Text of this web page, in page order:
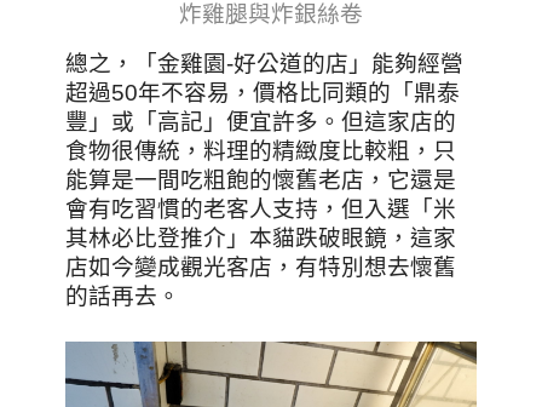
炸雞腿與炸銀絲卷
總之，「金雞園-好公道的店」能夠經營
超過50年不容易，價格比同類的「鼎泰
豐」或「高記」便宜許多。但這家店的
食物很傳統，料理的精緻度比較粗，只
能算是一間吃粗飽的懷舊老店，它還是
會有吃習慣的老客人支持，但入選「米
其林必比登推介」本貓跌破眼鏡，這家
店如今變成觀光客店，有特別想去懷舊
的話再去。